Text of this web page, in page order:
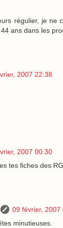
régulier, je ne
ans dans les
2007 22:38
2007 00:30
tes fiches des
09 février, 2007
minutieuses.